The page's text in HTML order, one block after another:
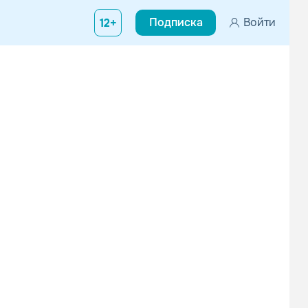
12+ Подписка Войти
соединение техно-ритмов, бьющие, словно